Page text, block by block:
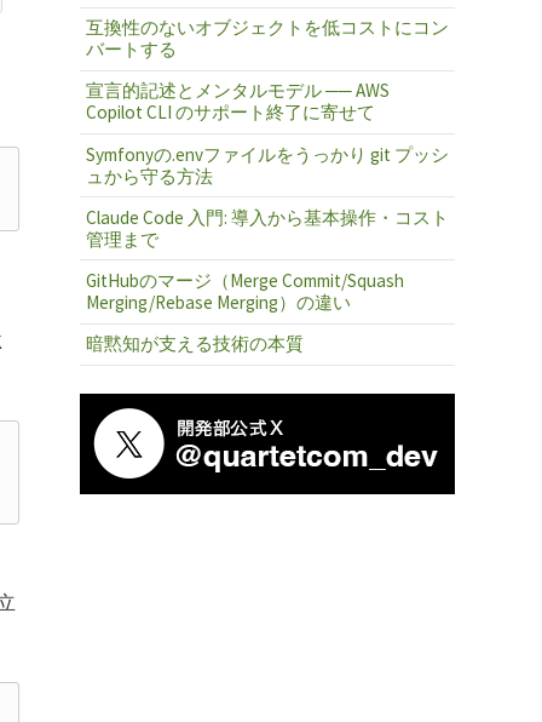
互換性のないオブジェクトを低コストにコン
バートする
宣言的記述とメンタルモデル ── AWS
Copilot CLI のサポート終了に寄せて
Symfonyの.envファイルをうっかり git プッシ
ュから守る方法
Claude Code 入門: 導入から基本操作・コスト
管理まで
GitHubのマージ（Merge Commit/Squash
Merging/Rebase Merging）の違い
暗黙知が支える技術の本質